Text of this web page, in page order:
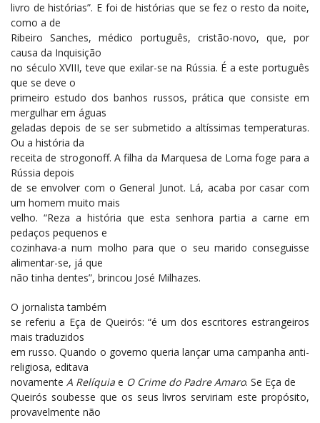
livro de histórias”. E foi de histórias que se fez o resto da noite,
como a de
Ribeiro Sanches, médico português, cristão-novo, que, por
causa da Inquisição
no século XVIII, teve que exilar-se na Rússia. É a este português
que se deve o
primeiro estudo dos banhos russos, prática que consiste em
mergulhar em águas
geladas depois de se ser submetido a altíssimas temperaturas.
Ou a história da
receita de strogonoff. A filha da Marquesa de Lorna foge para a
Rússia depois
de se envolver com o General Junot. Lá, acaba por casar com
um homem muito mais
velho. “Reza a história que esta senhora partia a carne em
pedaços pequenos e
cozinhava-a num molho para que o seu marido conseguisse
alimentar-se, já que
não tinha dentes”, brincou José Milhazes.
O jornalista também
se referiu a Eça de Queirós: “é um dos escritores estrangeiros
mais traduzidos
em russo. Quando o governo queria lançar uma campanha anti-
religiosa, editava
novamente A Relíquia e O Crime do Padre Amaro. Se Eça de
Queirós soubesse que os seus livros serviriam este propósito,
provavelmente não